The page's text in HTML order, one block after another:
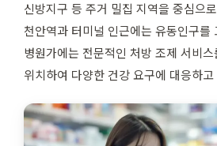
신방지구 등 주거 밀집 지역을 중심으
천안역과 터미널 인근에는 유동인구를
병원가에는 전문적인 처방 조제 서비스
위치하여 다양한 건강 요구에 대응하고